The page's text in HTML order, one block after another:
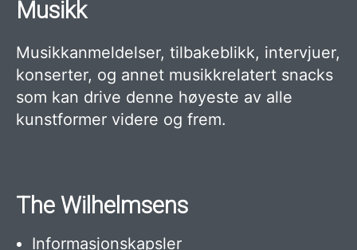
Musikk
Musikkanmeldelser, tilbakeblikk, intervjuer,
konserter, og annet musikkrelatert snacks
som kan drive denne høyeste av alle
kunstformer videre og frem.
The Wilhelmsens
Informasjonskapsler